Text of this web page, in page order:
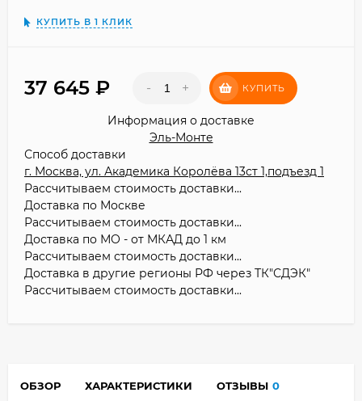
КУПИТЬ В 1 КЛИК
37 645 - + КУПИТЬ
Информация о доставке
Эль-Монте
Способ доставки
г. Москва, ул. Академика Королёва 13ст 1,подъезд 1
Рассчитываем стоимость доставки...
Доставка по Москве
Рассчитываем стоимость доставки...
Доставка по МО - от МКАД до 1 км
Рассчитываем стоимость доставки...
Доставка в другие регионы РФ через ТК"СДЭК"
Рассчитываем стоимость доставки...
ОБЗОР ХАРАКТЕРИСТИКИ ОТЗЫВЫ 0